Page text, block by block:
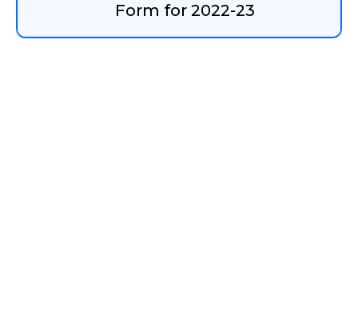
Form for 2022-23